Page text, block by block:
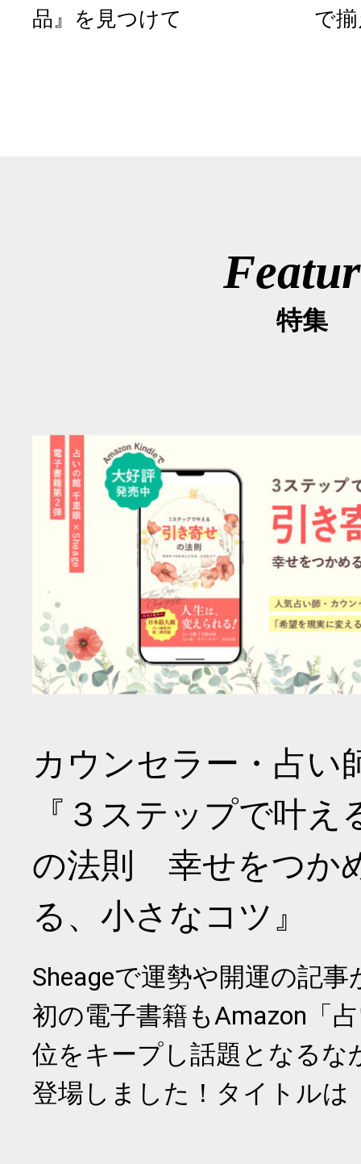
品』を見つけて
で
特集
カウンセラー・占い
『３ステップで叶
の法則 幸せをつか
る、小さなコツ』
Sheageで運勢や開運の記
初の電子書籍もAmazon「
位をキープし話題となるな
登場しました！タイトルは